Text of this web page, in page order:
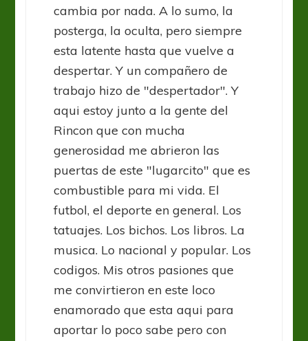
cambia por nada. A lo sumo, la
posterga, la oculta, pero siempre
esta latente hasta que vuelve a
despertar. Y un compañero de
trabajo hizo de "despertador". Y
aqui estoy junto a la gente del
Rincon que con mucha
generosidad me abrieron las
puertas de este "lugarcito" que es
combustible para mi vida. El
futbol, el deporte en general. Los
tatuajes. Los bichos. Los libros. La
musica. Lo nacional y popular. Los
codigos. Mis otros pasiones que
me convirtieron en este loco
enamorado que esta aqui para
aportar lo poco sabe pero con